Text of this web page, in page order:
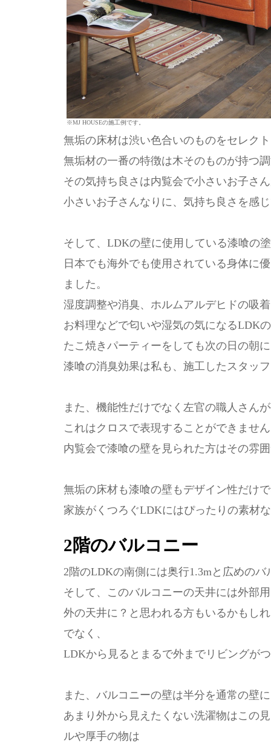
※MJ HOUSEの施工例です。
無垢の床材は渋い色合いのものをセレク
無垢材の一番の特徴は木そのものが持つ
その気持ち良さは内覧会で小さいお子さ
小さいお子さんなりに、気持ち良さを感
そして、LDKの壁に使用している漆喰の
日本でも海外でも使用されている身体に
ました。
湿度調整や消臭、ホルムアルデヒドの吸
お料理などで匂いや湿気の気になるLDK
たこ焼きパーティーをしても次の日の朝
漆喰の消臭効果は私も、施工したスタッ
また、機能性だけでなく左官の職人さん
これはクロスで表現することができませ
内覧会で漆喰の壁を見られた方はその雰
無垢の床材も漆喰の壁もデザイン性だけ
家族がくつろぐLDKにはぴったりの素材
2階のバルコニー
2階のLDKの南側には奥行1.3mと広めの
そして、このバルコニーの天井には外部
外の天井に？と思われる方もいるかもし
でなく、
LDKから見るとまるで外までリビングが
また、バルコニーの壁は半分を通常の壁
あまり外から見えたくない洗濯物はこの
ルや厚手の物は